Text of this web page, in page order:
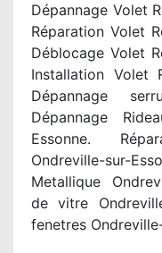
Dépannage Volet
Réparation Volet
Déblocage Volet
Installation Volet
Dépannage
Dépannage
Essonne.
Ondreville-sur-
Metallique
de vitre
fenetres